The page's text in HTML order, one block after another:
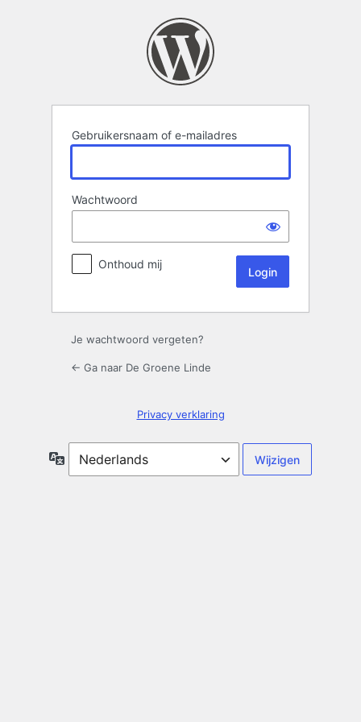
Gebruikersnaam of e-mailadres
Wachtwoord
Onthoud mij
Je wachtwoord vergeten?
← Ga naar De Groene Linde
Privacy verklaring
Taal